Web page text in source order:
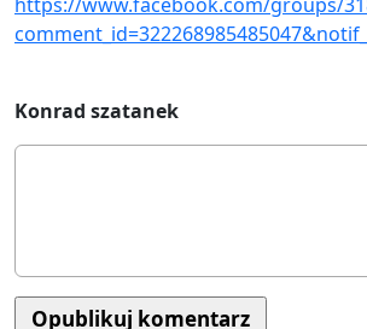
Konrad szatanek